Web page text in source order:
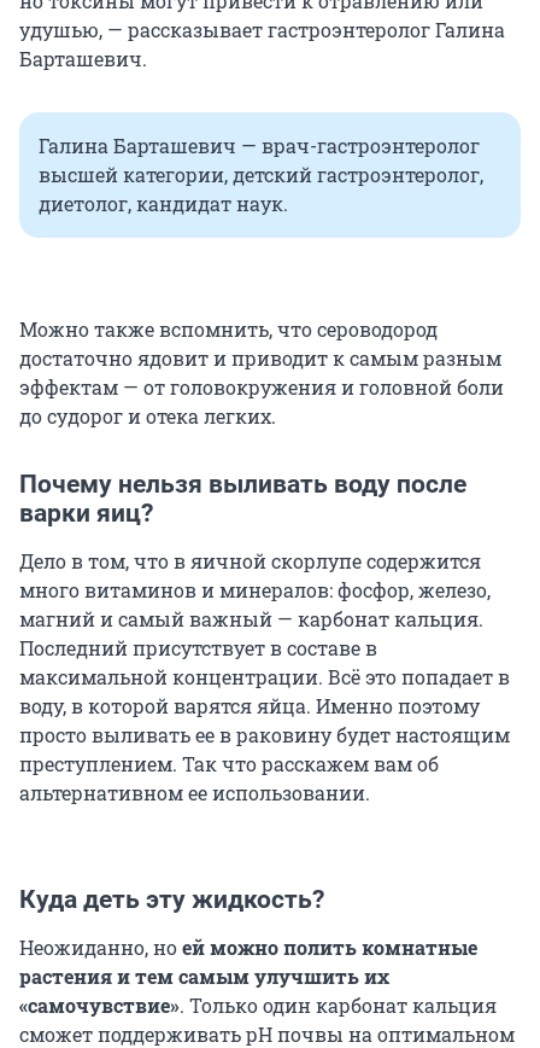
удушью, — рассказывает гастроэнтеролог Галина
Барташевич.
Галина Барташевич — врач-гастроэнтеролог
высшей категории, детский гастроэнтеролог,
диетолог, кандидат наук.
Можно также вспомнить, что сероводород
достаточно ядовит и приводит к самым разным
эффектам — от головокружения и головной боли
до судорог и отека легких.
Почему нельзя выливать воду после
варки яиц?
Дело в том, что в яичной скорлупе содержится
много витаминов и минералов: фосфор, железо,
магний и самый важный — карбонат кальция.
Последний присутствует в составе в
максимальной концентрации. Всё это попадает в
воду, в которой варятся яйца. Именно поэтому
просто выливать ее в раковину будет настоящим
преступлением. Так что расскажем вам об
альтернативном ее использовании.
Куда деть эту жидкость?
Неожиданно, ноей можно полить комнатные
растения и тем самым улучшить их
«самочувствие». Только один карбонат кальция
сможет поддерживать рН почвы на оптимальном